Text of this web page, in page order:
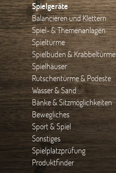
Spielgeräte
Balancieren und Klettern
Spiel- & Themenanlagen
Spieltürme
Spielbuden & Krabbeltürme
Spielhäuser
Rutschentürme & Podeste
Wasser & Sand
Bänke & Sitzmöglichkeiten
Bewegliches
Sport & Spiel
Sonstiges
Spielplatzprüfung
Produktfinder